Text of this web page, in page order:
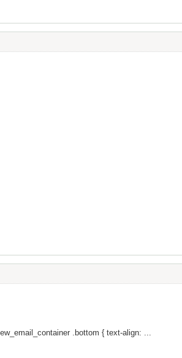
.bottom { text-align: ...